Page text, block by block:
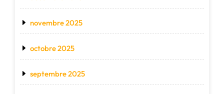
novembre 2025
octobre 2025
septembre 2025